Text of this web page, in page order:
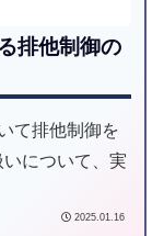
排他制御の
て排他制御を
について、実
2025.01.16